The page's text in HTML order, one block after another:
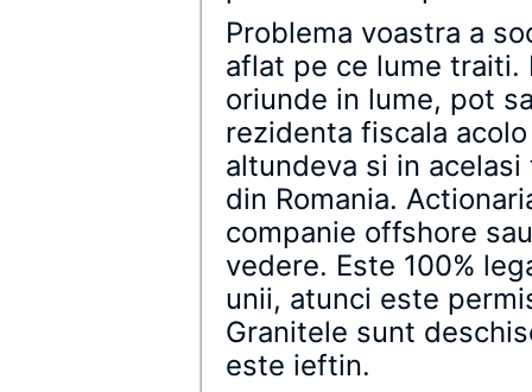
Problema voastra a
aflat pe ce lume
oriunde in lume, pot
rezidenta fiscala
altundeva si in
din Romania.
companie offshore
vedere. Este 100%
unii, atunci este
Granitele sunt
este ieftin.